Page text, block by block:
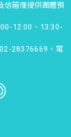
信箱僅提供團體預
12:00、13:30-
28376669、電